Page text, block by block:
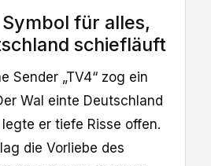
für alles,
schiefläuft
Sender „TV4“ zog ein
Wal einte Deutschland
er tiefe Risse offen.
die Vorliebe des